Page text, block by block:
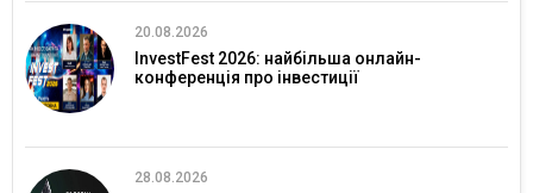
20.08.2026
InvestFest 2026: найбільша онлайн-
конференція про інвестиції
28.08.2026